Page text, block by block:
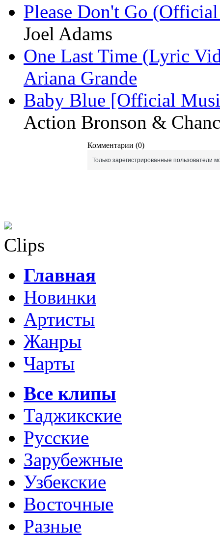
Please Don't Go
Joel Adams
One Last Time (Lyric
Ariana Grande
Baby Blue [Official
Action Bronson &
Комментарии (0)
Только зарегистрированные пользователи
Clips
Главная
Новинки
Артисты
Жанры
Чарты
Все клипы
Таджикские
Русские
Зарубежные
Узбекские
Восточные
Разные